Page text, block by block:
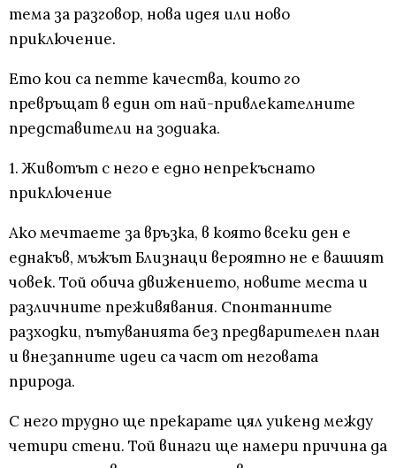
тема за разговор, нова идея или ново
приключение.
Ето кои са петте качества, които го
превръщат в един от най-привлекателните
представители на зодиака.
1. Животът с него е едно непрекъснато
приключение
Ако мечтаете за връзка, в която всеки ден е
еднакъв, мъжът Близнаци вероятно не е вашият
човек. Той обича движението, новите места и
различните преживявания. Спонтанните
разходки, пътуванията без предварителен план
и внезапните идеи са част от неговата
природа.
С него трудно ще прекарате цял уикенд между
четири стени. Той винаги ще намери причина да